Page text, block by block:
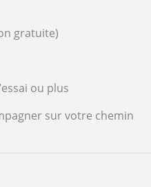
gratuite)
ou plus
sur votre chemin